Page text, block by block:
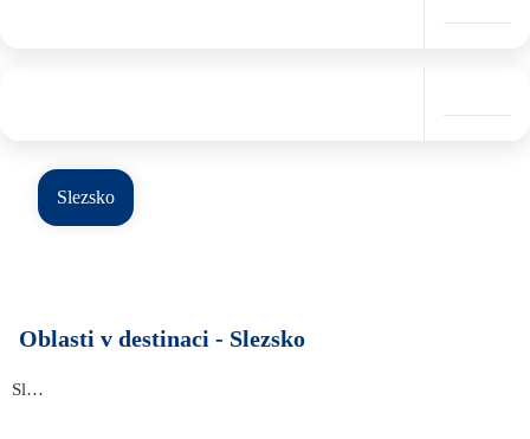
Slezsko
Oblasti v destinaci - Slezsko
Slezsko